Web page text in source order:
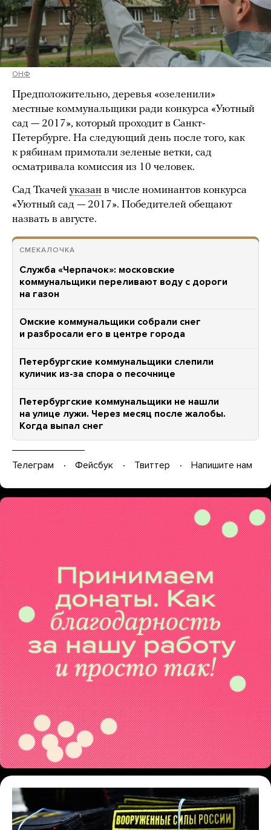
ОНФ
Предположительно, деревья «озеленили»
местные коммунальщики ради конкурса «Уютный
сад — 2017», который проходит в Санкт-
Петербурге. На следующий день после того, как
к рябинам примотали зеленые ветки, сад
осматривала комиссия из 10 человек.
Сад Ткачей указан в числе номинантов конкурса
«Уютный сад — 2017». Победителей обещают
назвать в августе.
СМЕКАЛОЧКА
Служба «Черпачок»: московские
коммунальщики переливают воду с дороги
на газон
Омские коммунальщики собрали снег
и разбросали его в центре города
Петербургские коммунальщики слепили
куличик из-за спора о песочнице
Петербургские коммунальщики не нашли
на улице лужи. Через месяц после жалобы.
Когда выпал снег
Телеграм Фейсбук Твиттер Напишите нам